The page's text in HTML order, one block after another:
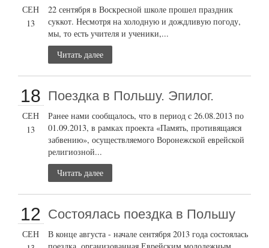
СЕН
13
22 сентября в Воскресной школе прошел праздник
суккот. Несмотря на холодную и дождливую погоду,
мы, то есть учителя и ученики,...
Читать далее
18
СЕН
13
Поездка в Польшу. Эпилог.
Ранее нами сообщалось, что в период с 26.08.2013 по
01.09.2013, в рамках проекта «Память, противящаяся
забвению», осуществляемого Воронежской еврейской
религиозной...
Читать далее
12
СЕН
Состоялась поездка в Польшу
В конце августа - начале сентября 2013 года состоялась